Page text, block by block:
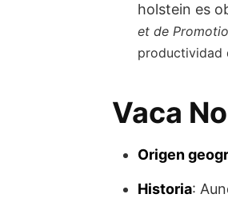
holstein es
et de
productividad
Vaca
Origen
Historia: